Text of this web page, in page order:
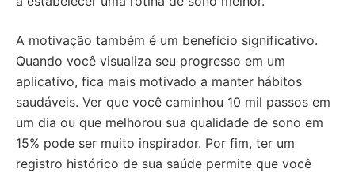
A motivação também é um benefício significativo.
Quando você visualiza seu progresso em um
aplicativo, fica mais motivado a manter hábitos
saudáveis. Ver que você caminhou 10 mil passos em
um dia ou que melhorou sua qualidade de sono em
15% pode ser muito inspirador. Por fim, ter um
registro histórico de sua saúde permite que você